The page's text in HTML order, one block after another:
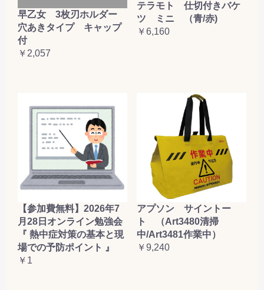
早乙女 3枚刃ホルダー
穴あきタイプ キャップ
付
￥2,057
テラモト 仕切付きバケ
ツ ミニ （青/赤)
￥6,160
【参加費無料】2026年7
月28日オンライン勉強会
『 熱中症対策の基本と現
場での予防ポイント 』
￥1
アプソン サイントー
ト （Art3480清掃
中/Art3481作業中）
￥9,240